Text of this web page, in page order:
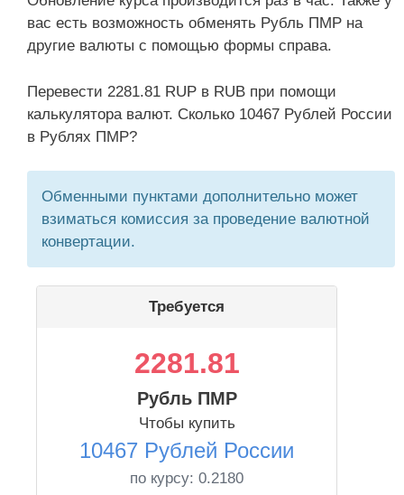
вас есть возможность обменять Рубль ПМР на
другие валюты с помощью формы справа.
Перевести 2281.81 RUP в RUB при помощи
калькулятора валют. Сколько 10467 Рублей России
в Рублях ПМР?
Обменными пунктами дополнительно может
взиматься комиссия за проведение валютной
конвертации.
Требуется
2281.81
Рубль ПМР
Чтобы купить
10467 Рублей России
по курсу: 0.2180